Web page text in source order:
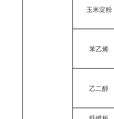
玉米淀粉
苯乙烯
乙二醇